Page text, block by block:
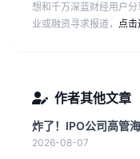
想和千万深蓝财经用户分
业或融资寻求报道， 点击
作者其他文章
炸了！IPO公司高管
2026-08-07